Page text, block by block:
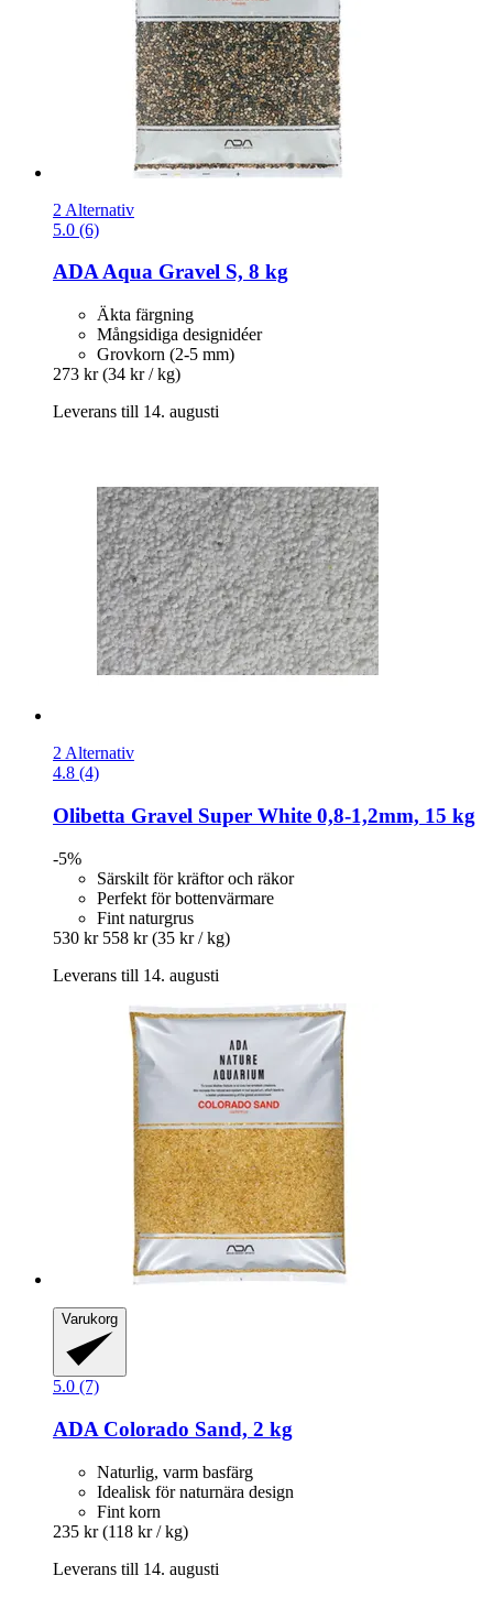
2 Alternativ
5.0 (6)
ADAAqua Gravel S, 8 kg
Äkta färgning
Mångsidiga designidéer
Grovkorn (2-5 mm)
273 kr (34 kr / kg)
Leverans till 14. augusti
2 Alternativ
4.8 (4)
Olibetta Gravel Super White 0,8-​1,2mm, 15 kg
-5%
Särskilt för kräftor och räkor
Perfekt för bottenvärmare
Fint naturgrus
530 kr 558 kr (35 kr / kg)
Leverans till 14. augusti
Varukorg
5.0 (7)
ADA Colorado Sand, 2 kg
Naturlig, varm basfärg
Idealisk för naturnära design
Fint korn
235 kr (118 kr / kg)
Leverans till 14. augusti